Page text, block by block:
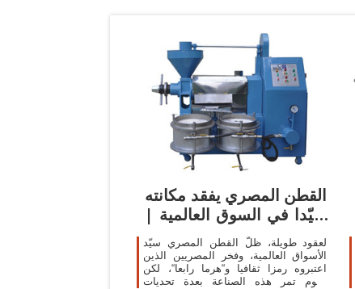
القطن المصري يفقد مكانته
سيّدا في السوق العالمية |
صحيفة
لعقود طويلة، ظلّ القطن المصري سيّد
الأسواق العالمية، وفخر المصريين الذين
اعتبروه رمزا ثقافيا و“هرما رابعا“، لكن
اليوم تمر هذه الصناعة بعدة تحديات